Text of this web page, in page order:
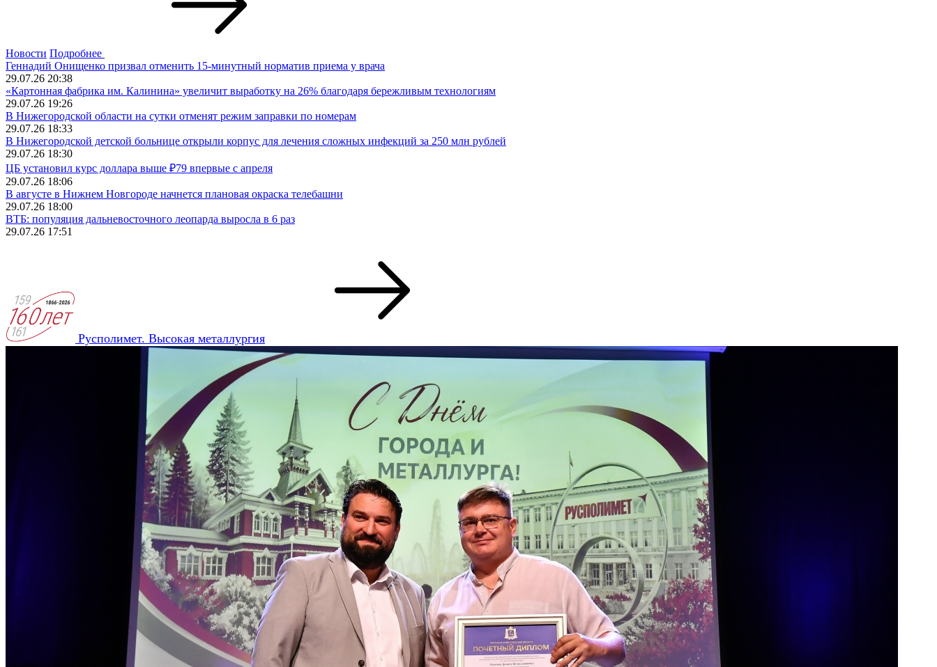
Новости Подробнее
Геннадий Онищенко призвал отменить 15-минутный норматив приема у врача
29.07.26 20:38
«Картонная фабрика им. Калинина» увеличит выработку на 26% благодаря бережливым технологиям
29.07.26 19:26
В Нижегородской области на сутки отменят режим заправки по номерам
29.07.26 18:33
В Нижегородской детской больнице открыли корпус для лечения сложных инфекций за 250 млн рублей
29.07.26 18:30
ЦБ установил курс доллара выше ₽79 впервые с апреля
29.07.26 18:06
В августе в Нижнем Новгороде начнется плановая окраска телебашни
29.07.26 18:00
ВТБ: популяция дальневосточного леопарда выросла в 6 раз
29.07.26 17:51
Русполимет. Высокая металлургия